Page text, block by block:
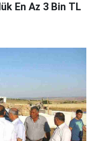
En Az 3 Bin TL